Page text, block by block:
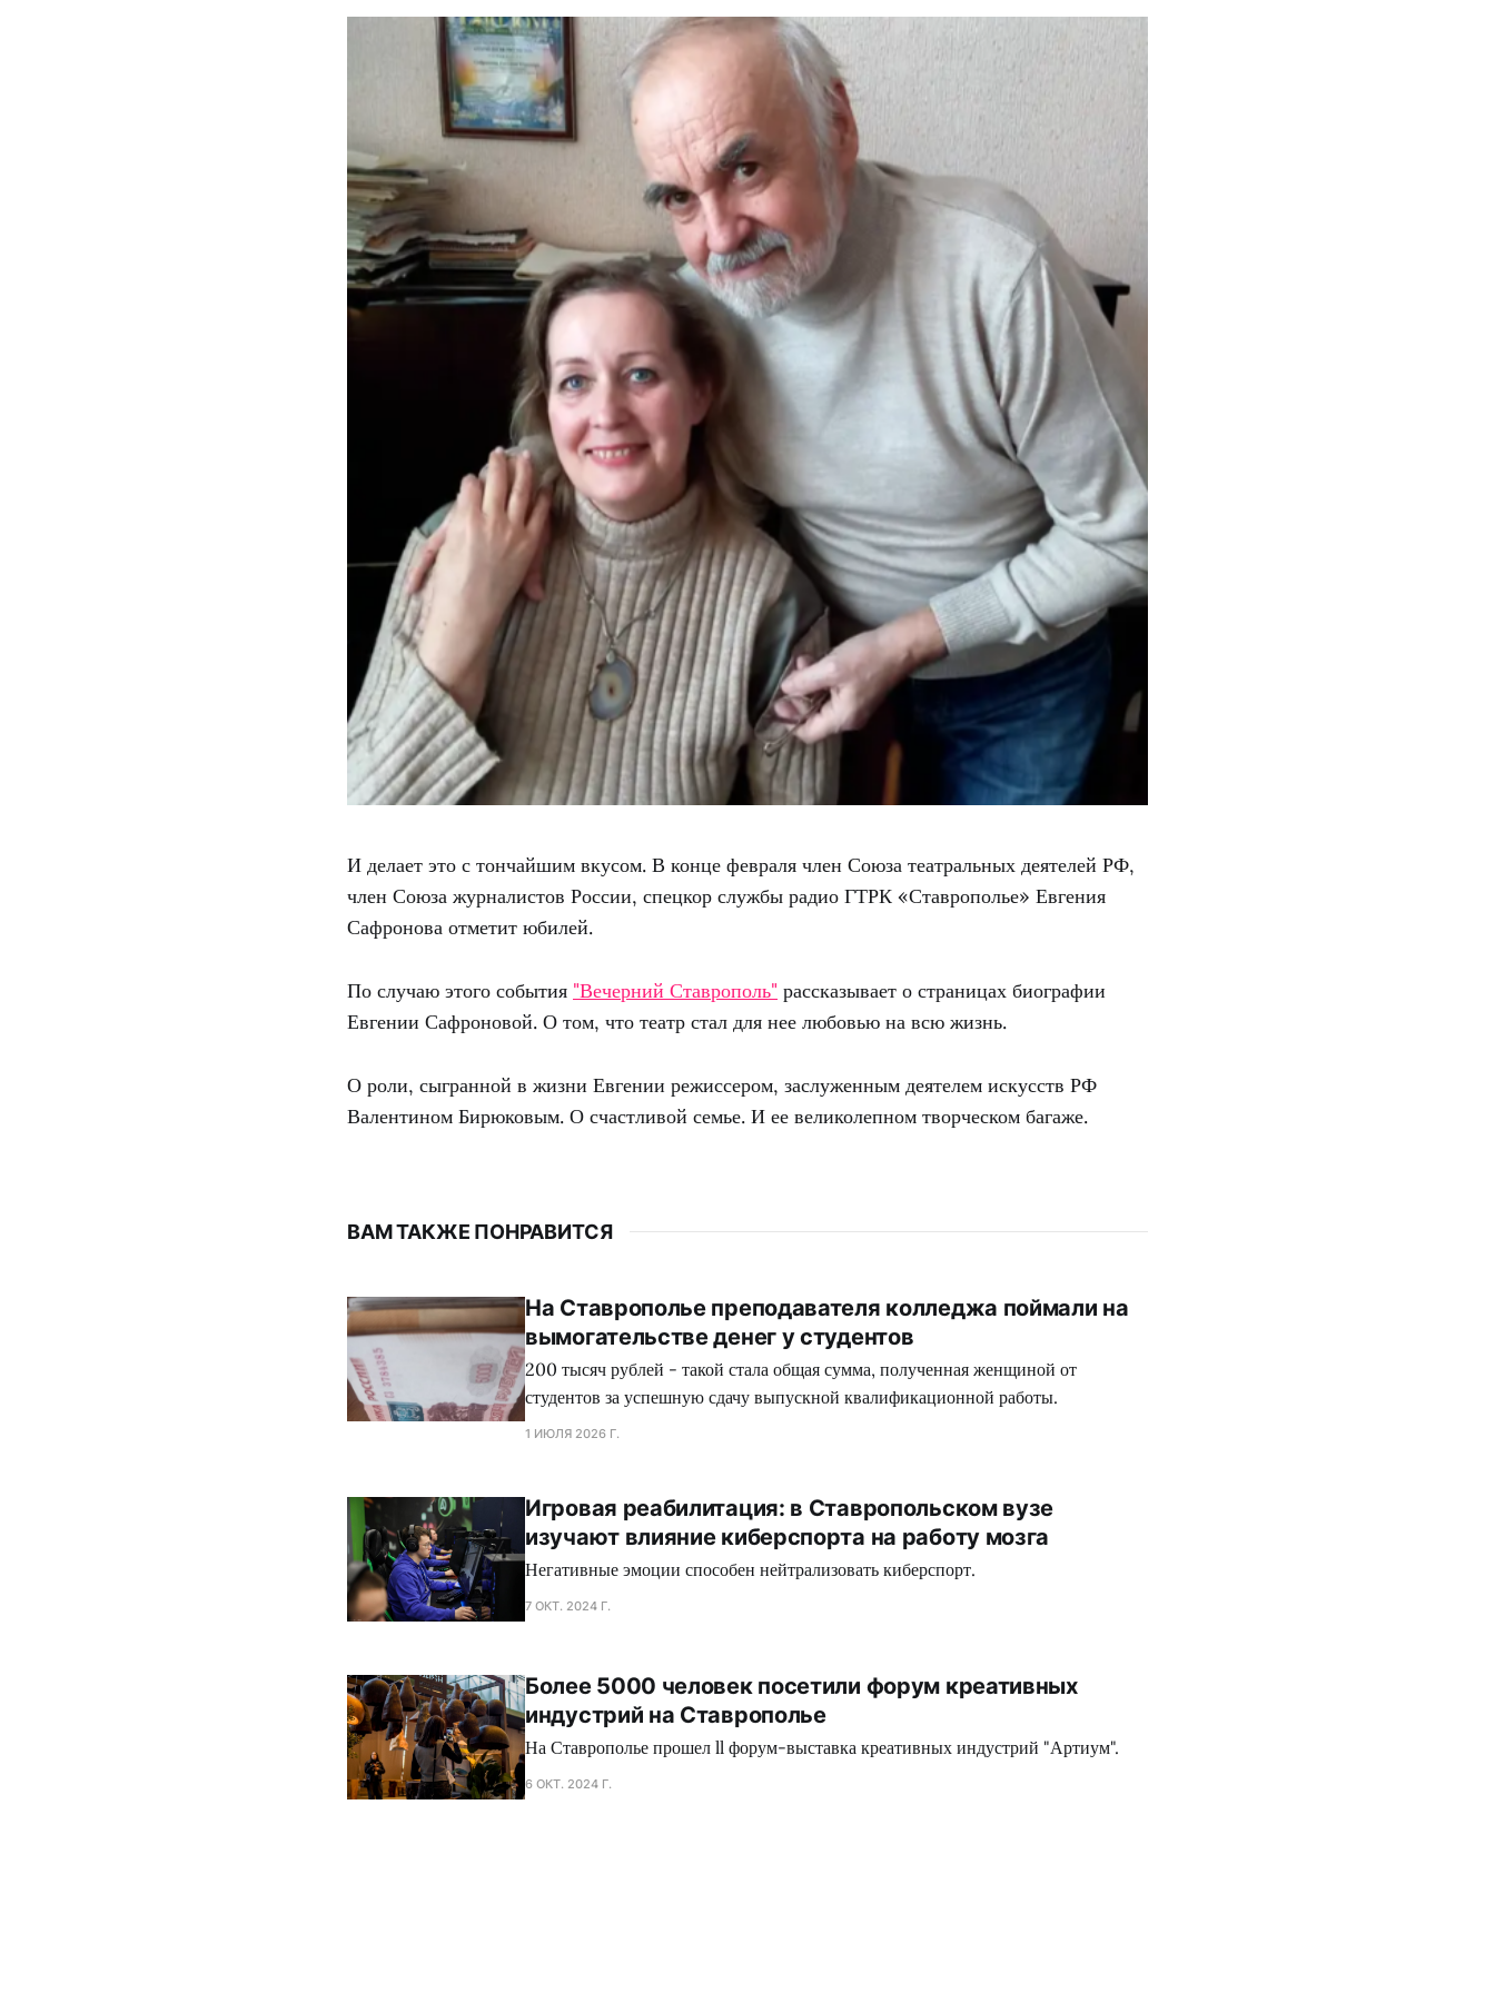
И делает это с тончайшим вкусом. В конце февраля член Союза театральных деятелей РФ,
член Союза журналистов России, спецкор службы радио ГТРК «Ставрополье» Евгения
Сафронова отметит юбилей.
По случаю этого события "Вечерний Ставрополь" рассказывает о страницах биографии
Евгении Сафроновой. О том, что театр стал для нее любовью на всю жизнь.
О роли, сыгранной в жизни Евгении режиссером, заслуженным деятелем искусств РФ
Валентином Бирюковым. О счастливой семье. И ее великолепном творческом багаже.
ВАМ ТАКЖЕ ПОНРАВИТСЯ
На Ставрополье преподавателя колледжа поймали на
вымогательстве денег у студентов
200 тысяч рублей - такой стала общая сумма, полученная женщиной от
студентов за успешную сдачу выпускной квалификационной работы.
1 ИЮЛЯ 2026 Г.
Игровая реабилитация: в Ставропольском вузе
изучают влияние киберспорта на работу мозга
Негативные эмоции способен нейтрализовать киберспорт.
7 ОКТ. 2024 Г.
Более 5000 человек посетили форум креативных
индустрий на Ставрополье
На Ставрополье прошел ll форум-выставка креативных индустрий "Артиум".
6 ОКТ. 2024 Г.